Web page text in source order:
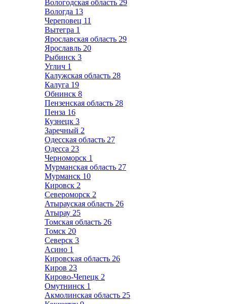
Вологодская область 29
Вологда 13
Череповец 11
Вытегра 1
Ярославская область 29
Ярославль 20
Рыбинск 3
Углич 1
Калужская область 28
Калуга 19
Обнинск 8
Пензенская область 28
Пенза 16
Кузнецк 3
Заречный 2
Одесская область 27
Одесса 23
Черноморск 1
Мурманская область 27
Мурманск 10
Кировск 2
Североморск 2
Атырауская область 26
Атырау 25
Томская область 26
Томск 20
Северск 3
Асино 1
Кировская область 26
Киров 23
Кирово-Чепецк 2
Омутнинск 1
Акмолинская область 25